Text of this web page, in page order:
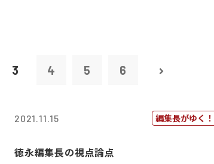
3 4 5 6
2021.11.15 編集長がゆく！
徳永編集長の視点論点